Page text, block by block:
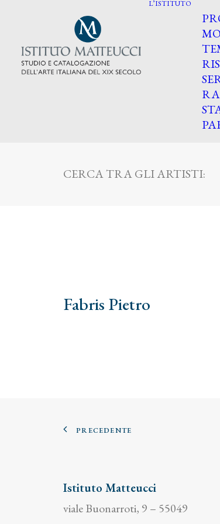
L’ISTITUTO
CERCA TRA GLI ARTISTI:
Fabris Pietro
PRECEDENTE
Istituto Matteucci
viale Buonarroti, 9 – 55049